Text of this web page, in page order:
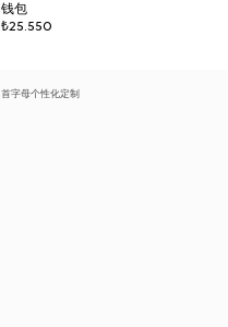
钱包
₺25.550
首字母个性化定制